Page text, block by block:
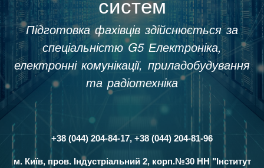
систем
Підготовка фахівців здійснюється за
спеціальністю G5 Електроніка,
електронні комунікації, приладобудування
та радіотехніка
Контакти
+38 (044) 204-84-17, +38 (044) 204-81-96
м. Київ, пров. Індустріальний 2, корп.№30 НН "Інститут